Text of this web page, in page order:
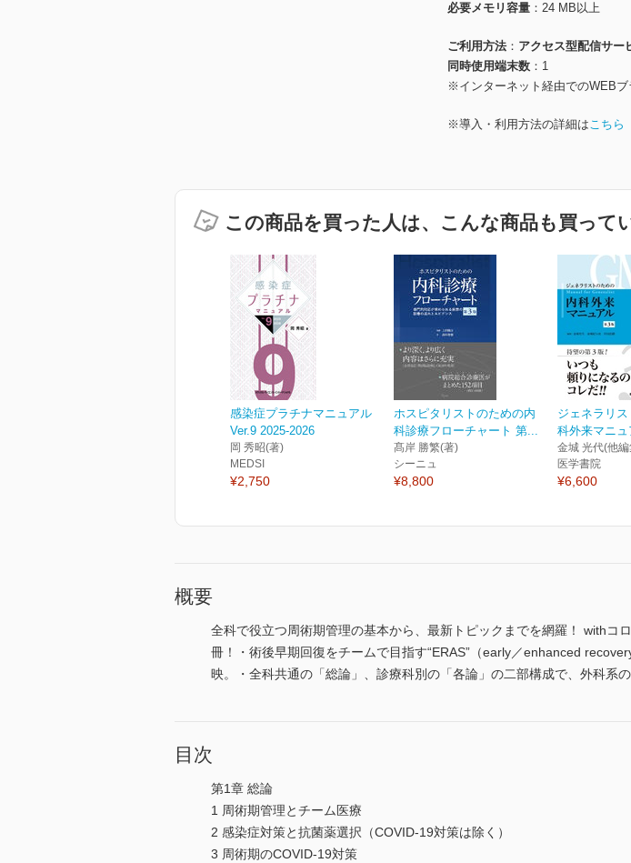
必要メモリ容量
24 MB以上
ご利用方法
アクセス型配信サー
同時使用端末数
1
※インターネット経由でのWEB
※導入・利用方法の詳細はこちら
この商品を買った人は、こんな商品も買って
感染症プラチナマニュアル
Ver.9 2025-2026
岡 秀昭(著)
MEDSI
¥2,750
ホスピタリストのための内
科診療フローチャート 第...
髙岸 勝繁(著)
シーニュ
¥8,800
ジェネラリ
科外来マニ
金城 光代(他
医学書院
¥6,600
概要
全科で役立つ周術期管理の基本から、最新トピックまでを網羅！ withコ
冊！・術後早期回復をチームで目指す“ERAS”（early／enhanced
映。・全科共通の「総論」、診療科別の「各論」の二部構成で、外科系
目次
第1章 総論
1 周術期管理とチーム医療
2 感染症対策と抗菌薬選択（COVID-19対策は除く）
3 周術期のCOVID-19対策